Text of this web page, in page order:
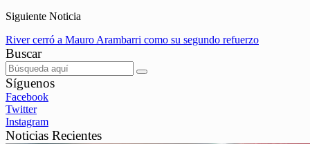
Siguiente Noticia
River cerró a Mauro Arambarri como su segundo refuerzo
Buscar
Síguenos
Facebook
Twitter
Instagram
Noticias Recientes